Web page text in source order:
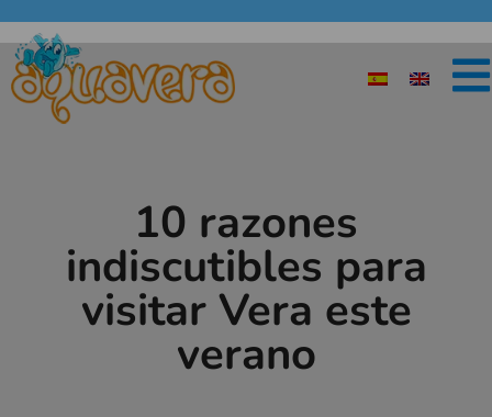
10 razones
indiscutibles para
visitar Vera este
verano